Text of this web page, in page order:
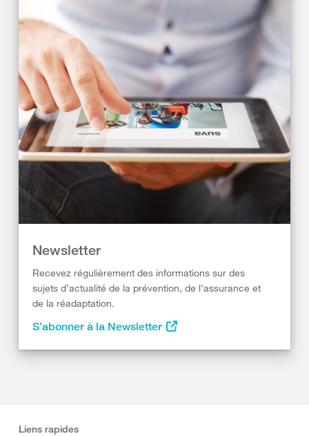
Newsletter
Recevez régulièrement des informations sur des
sujets d’actualité de la prévention, de l’assurance et
de la réadaptation.
S’abonner à la Newsletter
Liens rapides